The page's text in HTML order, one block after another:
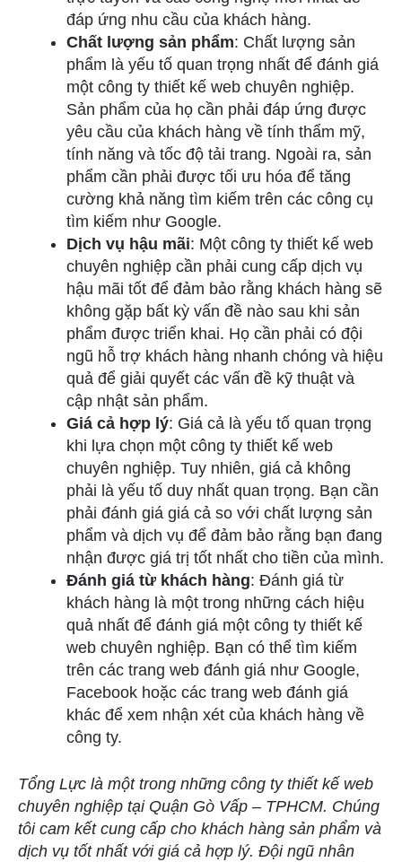
đáp ứng nhu cầu của khách hàng.
Chất lượng sản phẩm: Chất lượng sản
phẩm là yếu tố quan trọng nhất để đánh giá
một công ty thiết kế web chuyên nghiệp.
Sản phẩm của họ cần phải đáp ứng được
yêu cầu của khách hàng về tính thẩm mỹ,
tính năng và tốc độ tải trang. Ngoài ra, sản
phẩm cần phải được tối ưu hóa để tăng
cường khả năng tìm kiếm trên các công cụ
tìm kiếm như Google.
Dịch vụ hậu mãi: Một công ty thiết kế web
chuyên nghiệp cần phải cung cấp dịch vụ
hậu mãi tốt để đảm bảo rằng khách hàng sẽ
không gặp bất kỳ vấn đề nào sau khi sản
phẩm được triển khai. Họ cần phải có đội
ngũ hỗ trợ khách hàng nhanh chóng và hiệu
quả để giải quyết các vấn đề kỹ thuật và
cập nhật sản phẩm.
Giá cả hợp lý: Giá cả là yếu tố quan trọng
khi lựa chọn một công ty thiết kế web
chuyên nghiệp. Tuy nhiên, giá cả không
phải là yếu tố duy nhất quan trọng. Bạn cần
phải đánh giá giá cả so với chất lượng sản
phẩm và dịch vụ để đảm bảo rằng bạn đang
nhận được giá trị tốt nhất cho tiền của mình.
Đánh giá từ khách hàng: Đánh giá từ
khách hàng là một trong những cách hiệu
quả nhất để đánh giá một công ty thiết kế
web chuyên nghiệp. Bạn có thể tìm kiếm
trên các trang web đánh giá như Google,
Facebook hoặc các trang web đánh giá
khác để xem nhận xét của khách hàng về
công ty.
Tổng Lực là một trong những công ty thiết kế web
chuyên nghiệp tại Quận Gò Vấp – TPHCM. Chúng
tôi cam kết cung cấp cho khách hàng sản phẩm và
dịch vụ tốt nhất với giá cả hợp lý. Đội ngũ nhân